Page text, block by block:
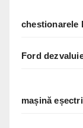
chestionarele
Ford
mașină